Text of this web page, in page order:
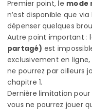
Premier point, le mode
n’est disponible que
dépenser quelques
Autre point important :
partagé) est
exclusivement en
ne pourrez par ailleurs
chapitre 1.
Dernière limitation pour
vous ne pourrez jouer